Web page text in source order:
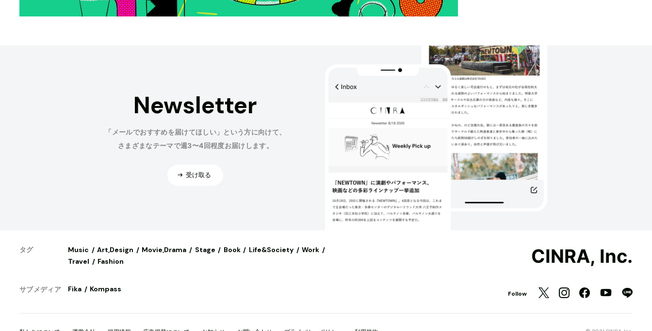
Newsletter
「メールでおすすめを届けてほしい」という方に向けて、
さまざまなテーマで週3〜4回程度お届けします。
受け取る
タグ Music Art,Design Movie,Drama Stage Book Life&Society
Work
Travel
Fashion
サブメディア Fika Kompass
CINRA, Inc.
Follow